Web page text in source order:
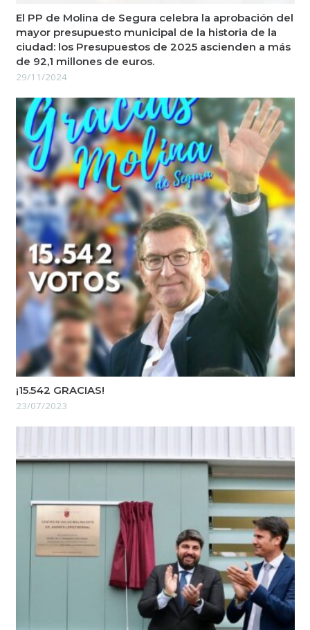
El PP de Molina de Segura celebra la aprobación del
mayor presupuesto municipal de la historia de la
ciudad: los Presupuestos de 2025 ascienden a más
de 92,1 millones de euros.
29/11/2024
¡15.542 GRACIAS!
23/07/2023